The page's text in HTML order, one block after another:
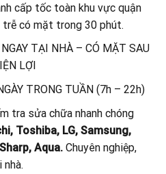
cấp tốc toàn khu vực quận
trễ có mặt trong 30 phút.
TẠI NHÀ – CÓ MẶT SAU
LỢI
TRONG TUẦN (7h – 22h)
tra sửa chữa nhanh chóng
Toshiba, LG, Samsung,
Aqua.Chuyên nghiệp,